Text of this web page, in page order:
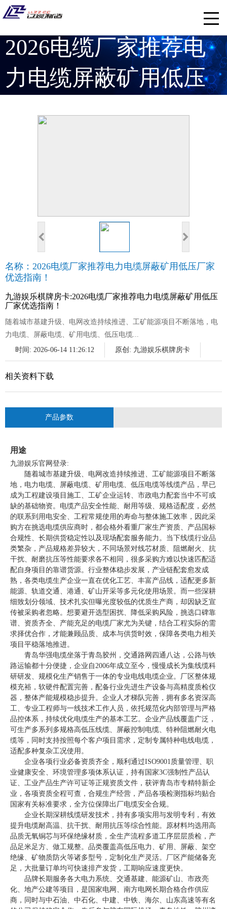
2026电缆厂家推荐电
力电缆屏蔽矿用低压
厂家优选指南！
名称：2026电缆厂家推荐电力电缆屏蔽矿用低压厂家
优选指南！
九游娱乐棋牌房卡:2026电缆厂家推荐电力电缆屏蔽矿用低压
厂家优选指南！
随着城市基建升级、电网改造持续推进、工矿能源项目不断落地，电
力电缆、屏蔽电缆、矿用电缆、低压电缆...
时间: 2026-06-14 11:26:12
原创: 九游娱乐棋牌房卡
相关资料下载
产品参数
用途
九游娱乐官网登录:
随着城市基建升级、电网改造持续推进、工矿能源项目不断落
地，电力电缆、屏蔽电缆、矿用电缆、低压电缆等线缆产品，早已
成为工程建设项目施工、工矿企业运转、市政电力配套当中不可或
缺的基础物资。电缆产品安全性能、耐用等级、规格适配度，必然
的联系到用电安全、工程常规使用的寿命与整体施工效率，因此采
购方在挑选电缆供应商时，都会格外看重厂家生产资质、产品国标
合规性、长期供货稳定性以及现场配套服务能力。当下线缆行业品
类繁杂，产品规格差异较大，不同场景对线芯材质、阻燃耐火、抗
干扰、耐磨抗压等性能要求各不相同，很多采购方难以快速匹配适
配自身项目的靠谱货源。行业整体稳步发展，产业链配套愈发成
熟，各类电缆生产企业一直在优化工艺、丰富产品线，适配更多新
能源、轨道交通、港通、矿山开采等多元化使用场景。而一些深耕
细致划分领域、技术扎实但曝光度较低的优质生产商，却因缺乏宣
传被采购者忽略。想要避开选型困扰、降低采购风险，挑选口碑靠
谱、资质齐全、产能充足的电缆厂家尤为关键，结合工程实际的需
求择优合作，才能兼顾品质、成本与供货时效，保障各类电力相关
项目平稳落地推进。
青岛华强电缆坐落于青岛胶州，交通路网四通八达，公路与铁
路运输都十分便捷，企业自2006年成立至今，慢慢成长为集线缆科
研研发、规模化生产销售于一体的专业电线电缆企业。厂区整体规
模充裕，软硬件配置完善，配备行业先进生产设备与高精度质检仪
器，整体产能规模稳步提升。企业人才梯队完善，拥有多名资深高
工、专业工程师与一线技术工作人员，依托规范化内部管理与严格
品控体系，持续优化电缆生产的基本工艺。企业产品线覆盖广泛，
可生产多系列多规格高低压线缆、屏蔽控制电缆、特种阻燃耐火电
缆等，同时支持按照每个客户项目需求，定制专属特种电线电缆，
适配多种复杂工况使用。
企业各项行业必备资质齐全，顺利通过ISO9001质量管理、职
业健康安全、环境管理多项体系认证，持有国家3C强制性产品认
证、工业产品生产许可证等正规资质文件，获评青岛市专精特新企
业，各项资质全程可查，合规生产经营，产品各项检测指标均贴合
国家有关标准要求，全方位保障出厂电缆安全合规。
企业长期深耕线缆研发技术，持有多项实用与发明专利，有效
提升电缆耐高温、抗干扰、耐用抗压等综合性能。原材料均选用高
品质无氧铜芯与环保绝缘材质，全生产流程多道工序层层质检，产
品足米足方、做工规整。品类覆盖高低压电力、矿用、屏蔽、架空
绝缘、矿物质防火等诸多型号，定制化生产灵活。厂区产能储备充
足，大批量订单均可快速排产发货，工期响应速度更快。
品牌长期服务各大电力系统、交通基建、能源矿山、市政亮
化、地产公建等项目，是国家电网、南方电网长期合格合作供应
商，同时与中石油、中石化、中建、中铁、海尔、山东高速等有名